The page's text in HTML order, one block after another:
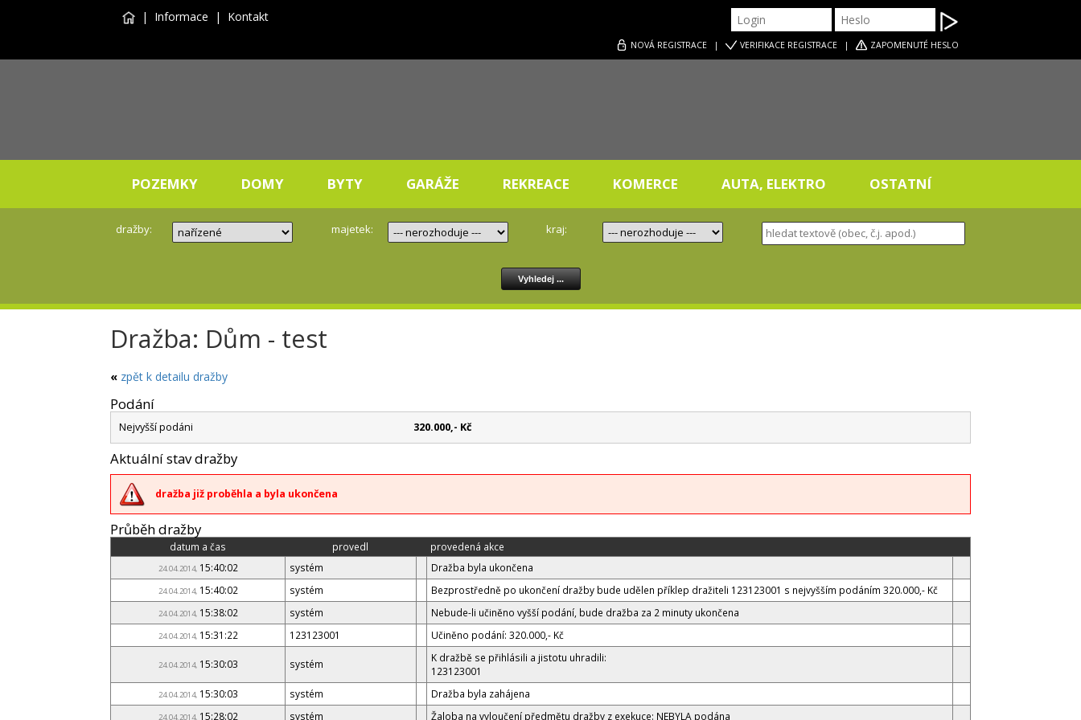
| Informace | Kontakt
NOVÁ REGISTRACE| VERIFIKACEREGISTRACE| ZAPOMENUTÉ HESLO
POZEMKY DOMY BYTY GARÁŽE REKREACE KOMERCE AUTA, ELEKTRO OSTATNÍ
dražby: majetek: kraj:
Dražba: Dům - test
« zpět k detailu dražby
Podání
Nejvyšší podáni 320.000,- Kč
Aktuální stav dražby
dražba již proběhla a byla ukončena
Průběh dražby
datum a čas provedl provedená akce
24.04.2014, 15:40:02 systém Dražba byla ukončena
24.04.2014, 15:40:02 systém Bezprostředně po ukončení dražby bude udělen příklep dražiteli 123123001 s nejvyšším podáním 320.000,- Kč
24.04.2014, 15:38:02 systém Nebude-li učiněno vyšší podání, bude dražba za 2 minuty ukončena
24.04.2014, 15:31:22 123123001 Učiněno podání: 320.000,- Kč
24.04.2014, 15:30:03 systém
K dražbě se přihlásili a jistotu uhradili:
123123001
24.04.2014, 15:30:03 systém Dražba byla zahájena
24.04.2014, 15:28:02 systém Žaloba na vyloučení předmětu dražby z exekuce: NEBYLA podána